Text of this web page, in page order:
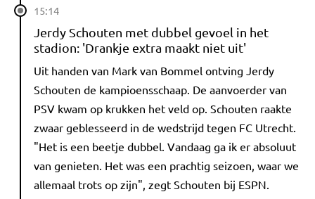
15:14
Jerdy Schouten met dubbel gevoel in het
stadion: 'Drankje extra maakt niet uit'
Uit handen van Mark van Bommel ontving Jerdy
Schouten de kampioensschaap. De aanvoerder van
PSV kwam op krukken het veld op. Schouten raakte
zwaar geblesseerd in de wedstrijd tegen FC Utrecht.
"Het is een beetje dubbel. Vandaag ga ik er absoluut
van genieten. Het was een prachtig seizoen, waar we
allemaal trots op zijn", zegt Schouten bij ESPN.